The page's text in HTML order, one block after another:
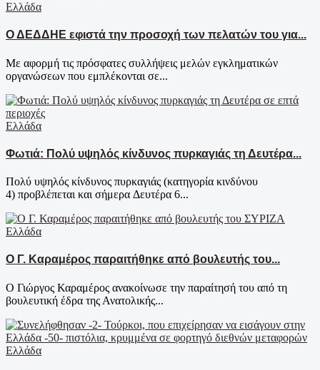
Ελλάδα
Ο ΔΕΔΔΗΕ εφιστά την προσοχή των πελατών του για...
Με αφορμή τις πρόσφατες συλλήψεις μελών εγκληματικών
οργανώσεων που εμπλέκονται σε...
Ελλάδα
Φωτιά: Πολύ υψηλός κίνδυνος πυρκαγιάς τη Δευτέρα...
Πολύ υψηλός κίνδυνος πυρκαγιάς (κατηγορία κινδύνου
4) προβλέπεται και σήμερα Δευτέρα 6...
Ελλάδα
Ο Γ. Καραμέρος παραιτήθηκε από βουλευτής του...
Ο Γιώργος Καραμέρος ανακοίνωσε την παραίτησή του από τη
βουλευτική έδρα της Ανατολικής...
Ελλάδα